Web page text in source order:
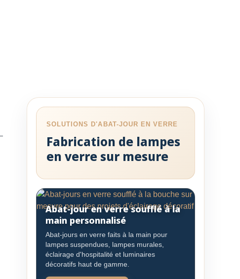
SOLUTIONS D'ABAT-JOUR EN VERRE
Fabrication de lampes
en verre sur mesure
Abat-jour en verre soufflé à la
main personnalisé
Abat-jours en verre faits à la main pour
lampes suspendues, lampes murales,
éclairage d'hospitalité et luminaires
décoratifs haut de gamme.